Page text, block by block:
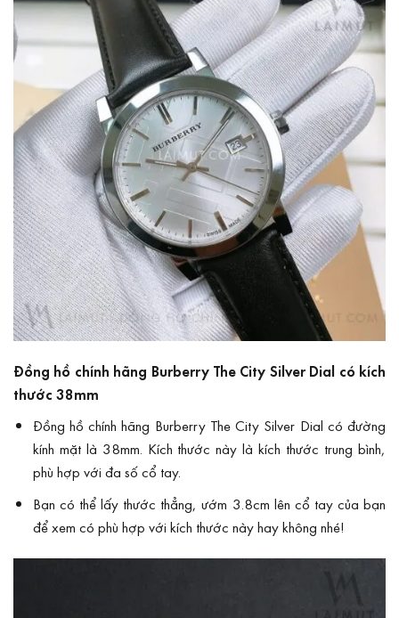
Đồng hồ chính hãng Burberry The City Silver Dial có kích
thước 38mm
Đồng hồ chính hãng Burberry The City Silver Dial có đường
kính mặt là 38mm. Kích thước này là kích thước trung bình,
phù hợp với đa số cổ tay.
Bạn có thể lấy thước thẳng, ướm 3.8cm lên cổ tay của bạn
để xem có phù hợp với kích thước này hay không nhé!